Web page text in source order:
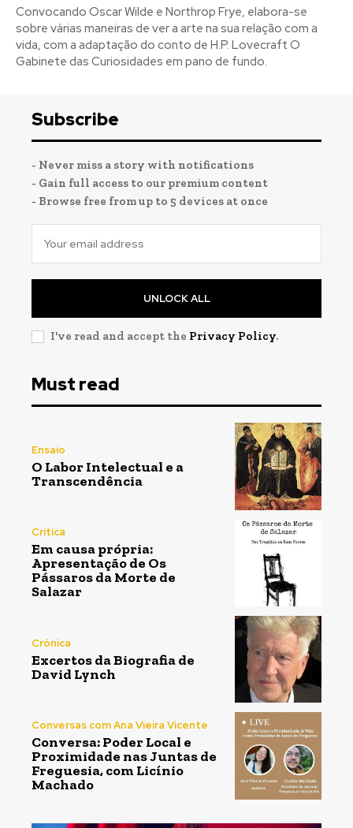
Registe-se na nossa lista de correio e receba mensalmente
subscrever:
Registe-se na nossa lista de correio e receba mensalmente
subscrever:
Convocando Oscar Wilde e Northrop Frye, elabora-se
sobre várias maneiras de ver a arte na sua relação com a
vida, com a adaptação do conto de H.P. Lovecraft O
Gabinete das Curiosidades em pano de fundo.
Subscribe
- Never miss a story with notifications
- Gain full access to our premium content
- Browse free from up to 5 devices at once
UNLOCK ALL
I've read and accept the Privacy Policy.
Must read
Ensaio
O Labor Intelectual e a
Transcendência
Crítica
Em causa própria:
Apresentação de Os
Pássaros da Morte de
Salazar
Crónica
Excertos da Biografia de
David Lynch
Conversas com Ana Vieira Vicente
Conversa: Poder Local e
Proximidade nas Juntas de
Freguesia, com Licínio
Machado